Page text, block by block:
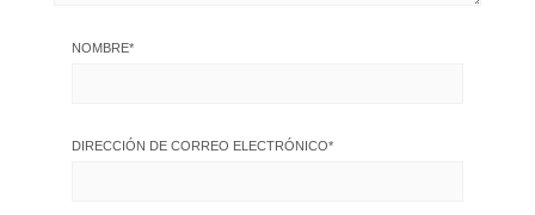
NOMBRE*
DIRECCIÓN DE CORREO ELECTRÓNICO*